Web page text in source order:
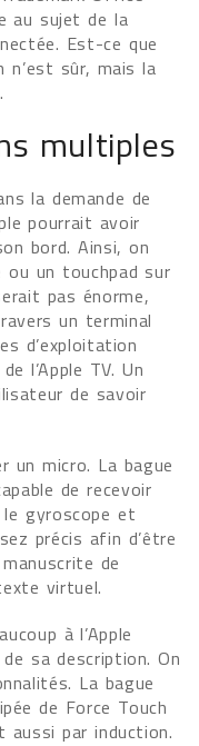
au sujet de la
Est-ce que
n’est sûr, mais la
multiples
la demande de
pourrait avoir
bord. Ainsi, on
un touchpad sur
pas énorme,
un terminal
d’exploitation
l’Apple TV. Un
de savoir
un micro. La bague
de recevoir
le gyroscope et
précis afin d’être
de
virtuel.
à l’Apple
sa description. On
La bague
de Force Touch
aussi par induction.